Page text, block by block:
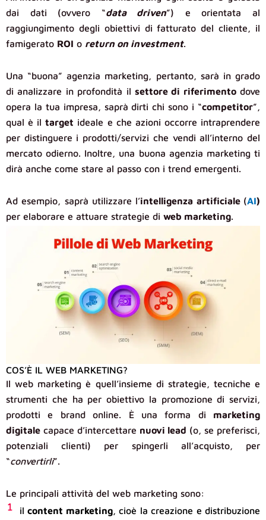
dai dati (ovvero “data driven”) e orientata al
raggiungimento degli obiettivi di fatturato del cliente, il
famigerato ROI o return on investment.
Una “buona” agenzia marketing, pertanto, sarà in grado
di analizzare in profondità il settore di riferimentodove
opera la tua impresa, saprà dirti chi sono i “competitor”,
qual è iltarget ideale e che azioni occorre intraprendere
per distinguere i prodotti/servizi che vendi all’interno del
mercato odierno. Inoltre, una buona agenzia marketing ti
dirà anche come stare al passo con i trend emergenti.
Ad esempio, saprà utilizzare l’intelligenza artificiale (AI)
per elaborare e attuare strategie di web marketing.
COS’È IL WEB MARKETING?
Il web marketing è quell’insieme di strategie, tecniche e
strumenti che ha per obiettivo la promozione di servizi,
prodotti e brand online. È una forma di marketing
digitale capace d’intercettare nuovi lead (o, se preferisci,
potenziali clienti) per spingerli all’acquisto, per
“convertirli”.
Le principali attività del web marketing sono:
il content marketing, cioè la creazione e distribuzione